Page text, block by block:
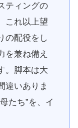
ティングの
これ以上望
の配役をし
を兼ね備え
。脚本は大
違いありま
たち”を、イ